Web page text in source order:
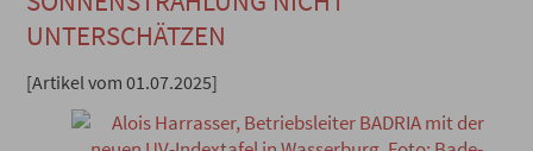
UNTERSCHÄTZEN
[Artikel vom 01.07.2025]